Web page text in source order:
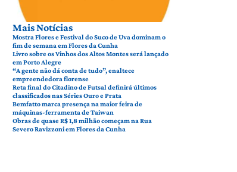
Mais Notícias
Mostra Flores e Festival do Suco de Uva dominam o
fim de semana em Flores da Cunha
Livro sobre os Vinhos dos Altos Montes será lançado
em Porto Alegre
“A gente não dá conta de tudo”, enaltece
empreendedora florense
Reta final do Citadino de Futsal definirá últimos
classificados nas Séries Ouro e Prata
Bemfatto marca presença na maior feira de
máquinas-ferramenta de Taiwan
Obras de quase R$ 1,8 milhão começam na Rua
Severo Ravizzoni em Flores da Cunha